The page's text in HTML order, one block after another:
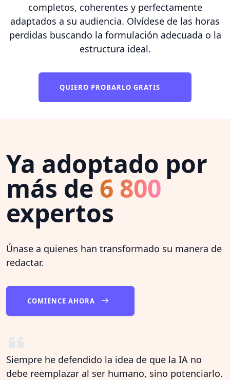
completos, coherentes y perfectamente
adaptados a su audiencia. Olvídese de las horas
perdidas buscando la formulación adecuada o la
estructura ideal.
QUIERO PROBARLO GRATIS
Ya adoptado por
más de 6 800
expertos
Únase a quienes han transformado su manera de
redactar.
COMIENCE AHORA
Siempre he defendido la idea de que la IA no
debe reemplazar al ser humano, sino potenciarlo.